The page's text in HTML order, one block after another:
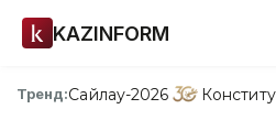
KAZINFORM
Тренд:Сайлау-2026